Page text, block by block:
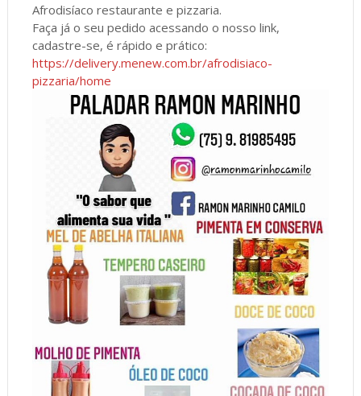
Afrodisíaco restaurante e pizzaria.
Faça já o seu pedido acessando o nosso link,
cadastre-se, é rápido e prático:
https://delivery.menew.com.br/afrodisiaco-
pizzaria/home